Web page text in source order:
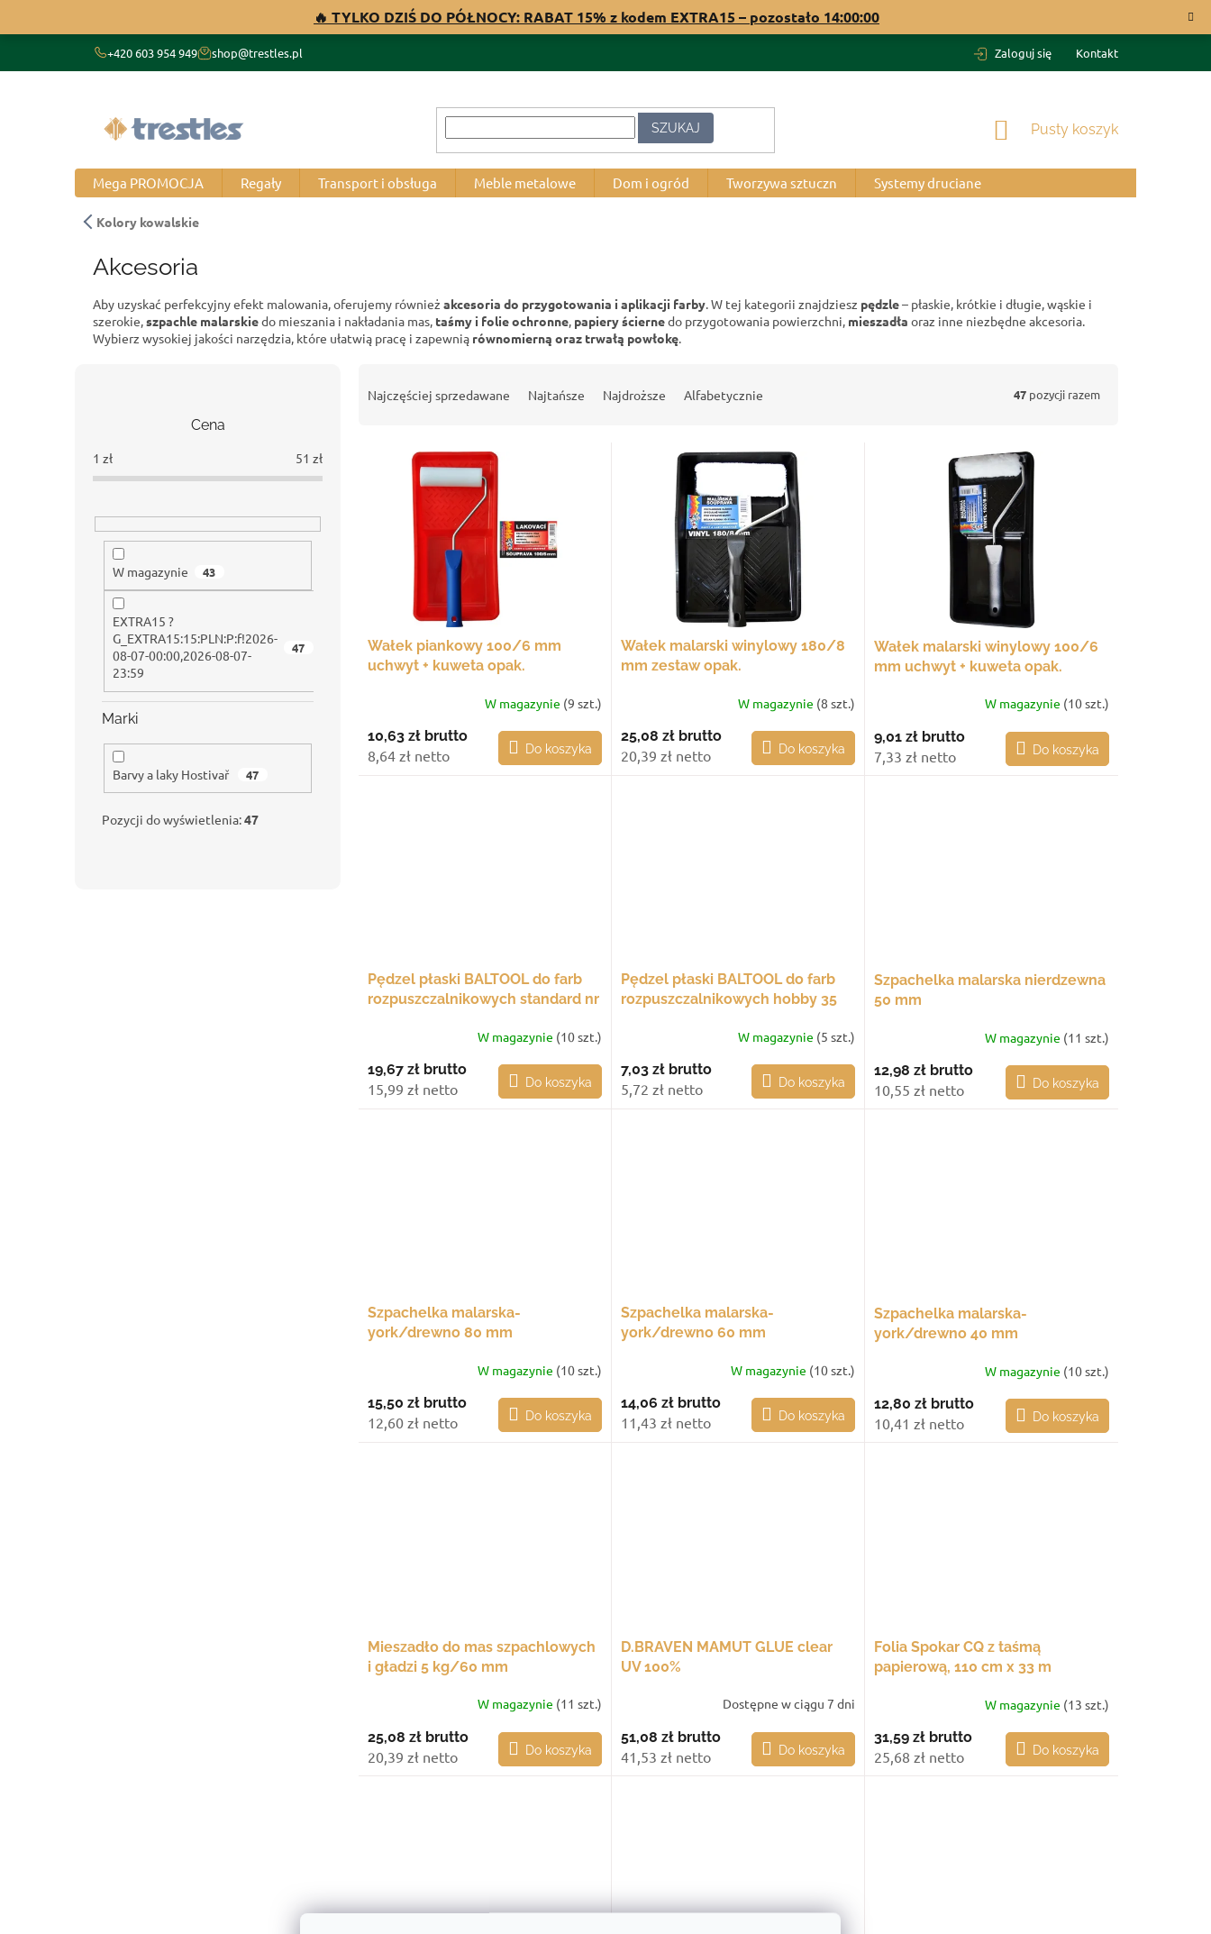
🔥 TYLKO DZIŚ DO PÓŁNOCY: RABAT 15% z kodem EXTRA15 – pozostało 13:59:59
+420 603 954 949 shop@trestles.pl Zaloguj się Kontakt
SZUKAJ KOSZYK
Pusty koszyk
Mega PROMOCJA Regały Transport i obsługa Meble metalowe Dom i ogród Tworzywa sztuczn Systemy druciane
Kolory kowalskie
Akcesoria
Aby uzyskać perfekcyjny efekt malowania, oferujemy również akcesoria do przygotowania i aplikacji farby. W tej kategorii znajdziesz pędzle– płaskie, krótkie i długie, wąskie i
szerokie,szpachle malarskiedo mieszania i nakładania mas, taśmy i folie ochronne, papiery ściernedo przygotowania powierzchni, mieszadła oraz inne niezbędne akcesoria.
Wybierz wysokiej jakości narzędzia, które ułatwią pracę i zapewnią równomierną oraz trwałą powłokę.
Cena
1 zł 51 zł
W magazynie 43
EXTRA15 ?
G_EXTRA15:15:PLN:P:f!2026-
08-07-00:00,2026-08-07-
23:59
47
Marki
Barvy a laky Hostivař 47
Pozycji do wyświetlenia:47
w
Najczęściej sprzedawane Najtańsze Najdroższe Alfabetycznie 47 pozycji razem
Wałek piankowy 100/6 mm
uchwyt + kuweta opak.
W magazynie (9 szt.)
10,63 zł brutto
8,64 zł netto Do koszyka
Wałek malarski winylowy 180/8
mm zestaw opak.
W magazynie (8 szt.)
25,08 zł brutto
20,39 zł netto Do koszyka
Wałek malarski winylowy 100/6
mm uchwyt + kuweta opak.
W magazynie (10 szt.)
9,01 zł brutto
7,33 zł netto Do koszyka
Pędzel płaski BALTOOL do farb
rozpuszczalnikowych standard nr
W magazynie (10 szt.)
19,67 zł brutto
15,99 zł netto Do koszyka
Pędzel płaski BALTOOL do farb
rozpuszczalnikowych hobby 35
W magazynie (5 szt.)
7,03 zł brutto
5,72 zł netto Do koszyka
Szpachelka malarska nierdzewna
50 mm
W magazynie (11 szt.)
12,98 zł brutto
10,55 zł netto Do koszyka
Szpachelka malarska-
york/drewno 80 mm
W magazynie (10 szt.)
15,50 zł brutto
12,60 zł netto Do koszyka
Szpachelka malarska-
york/drewno 60 mm
W magazynie (10 szt.)
14,06 zł brutto
11,43 zł netto Do koszyka
Szpachelka malarska-
york/drewno 40 mm
W magazynie (10 szt.)
12,80 zł brutto
10,41 zł netto Do koszyka
Mieszadło do mas szpachlowych
i gładzi 5 kg/60 mm
W magazynie (11 szt.)
25,08 zł brutto
20,39 zł netto Do koszyka
D.BRAVEN MAMUT GLUE clear
UV 100%
Dostępne w ciągu 7 dni
51,08 zł brutto
41,53 zł netto Do koszyka
Folia Spokar CQ z taśmą
papierową, 110 cm x 33 m
W magazynie (13 szt.)
31,59 zł brutto
25,68 zł netto Do koszyka